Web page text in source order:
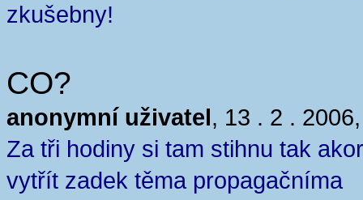
zkušebny!
CO?
anonymní uživatel, 13 . 2 .
Za tři hodiny si tam stihnu tak
vytřít zadek těma propagačníma